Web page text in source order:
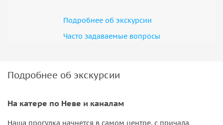
Подробнее об экскурсии
Часто задаваемые вопросы
Подробнее об экскурсии
На катере по Неве и каналам
Наша прогулка начнется в самом центре, с причала